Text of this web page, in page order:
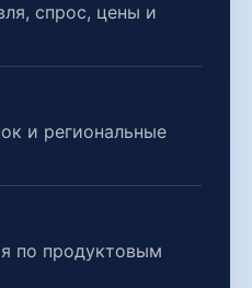
спрос, цены и
и региональные
по продуктовым